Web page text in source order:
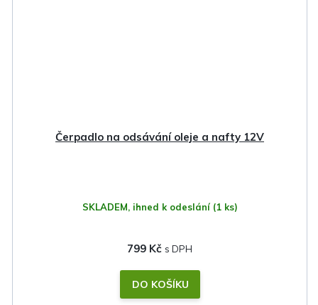
Čerpadlo na odsávání oleje a nafty 12V
SKLADEM, ihned k odeslání (1 ks)
799 Kč
DO KOŠÍKU